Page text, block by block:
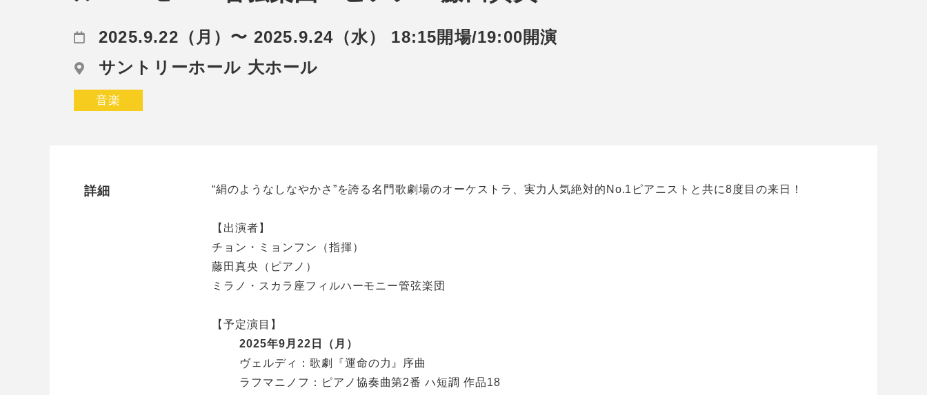
2025.9.22（月）〜 2025.9.24（水） 18:15開場/19:00開演
サントリーホール 大ホール
音楽
詳細 “絹のようなしなやかさ”を誇る名門歌劇場のオーケストラ、実力人気絶対的No.1ピアニストと共に8度目の来日！
【出演者】
チョン・ミョンフン（指揮）
藤田真央（ピアノ）
ミラノ・スカラ座フィルハーモニー管弦楽団
【予定演目】
2025年9月22日（月）
ヴェルディ：歌劇『運命の力』序曲
ラフマニノフ：ピアノ協奏曲第2番 ハ短調 作品18